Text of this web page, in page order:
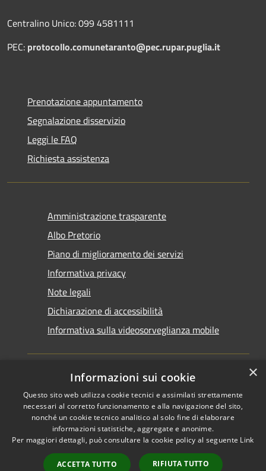
Centralino Unico: 099 4581111
PEC: protocollo.comunetaranto@pec.rupar.puglia.it
Prenotazione appuntamento
Segnalazione disservizio
Leggi le FAQ
Richiesta assistenza
Amministrazione trasparente
Albo Pretorio
Piano di miglioramento dei servizi
Informativa privacy
Note legali
Dichiarazione di accessibilità
Informativa sulla videosorveglianza mobile
RSS
Accessibilità
Cookie
Mappa del sito
Copyright © 2026 • Comune di
Taranto • Powered by
Municipium•Accesso
redazione
×
Informazioni sui cookie
Questo sito web utilizza cookie tecnici e assimilati strettamente
necessari al corretto funzionamento e alla navigazione del sito,
nonché un cookie tecnico analitico al solo fine di elaborare
informazioni statistiche, aggregate e anonime.
Per maggiori dettagli, può consultare la cookie policy al seguente Link
ACCETTA TUTTO RIFIUTA TUTTO